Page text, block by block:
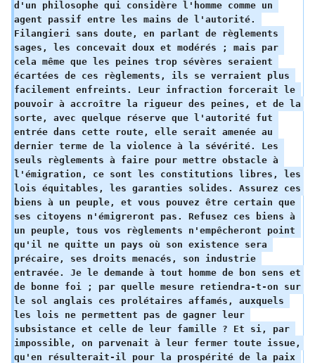
d'un philosophe qui considère l'homme comme un
agent passif entre les mains de l'autorité.
Filangieri sans doute, en parlant de règlements
sages, les concevait doux et modérés ; mais par
cela même que les peines trop sévères seraient
écartées de ces règlements, ils se verraient plus
facilement enfreints. Leur infraction forcerait le
pouvoir à accroître la rigueur des peines, et de la
sorte, avec quelque réserve que l'autorité fut
entrée dans cette route, elle serait amenée au
dernier terme de la violence à la sévérité. Les
seuls règlements à faire pour mettre obstacle à
l'émigration, ce sont les constitutions libres, les
lois équitables, les garanties solides. Assurez ces
biens à un peuple, et vous pouvez être certain que
ses citoyens n'émigreront pas. Refusez ces biens à
un peuple, tous vos règlements n'empêcheront point
qu'il ne quitte un pays où son existence sera
précaire, ses droits menacés, son industrie
entravée. Je le demande à tout homme de bon sens et
de bonne foi ; par quelle mesure retiendra-t-on sur
le sol anglais ces prolétaires affamés, auxquels
les lois ne permettent pas de gagner leur
subsistance et celle de leur famille ? Et si, par
impossible, on parvenait à leur fermer toute issue,
qu'en résulterait-il pour la prospérité de la paix